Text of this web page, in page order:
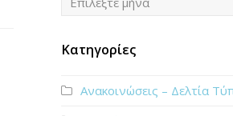
Κατηγορίες
Ανακοινώσεις – Δελτία